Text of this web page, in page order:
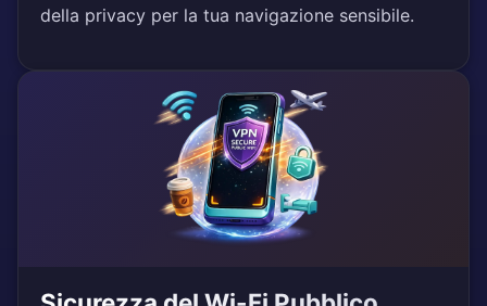
della privacy per la tua navigazione sensibile.